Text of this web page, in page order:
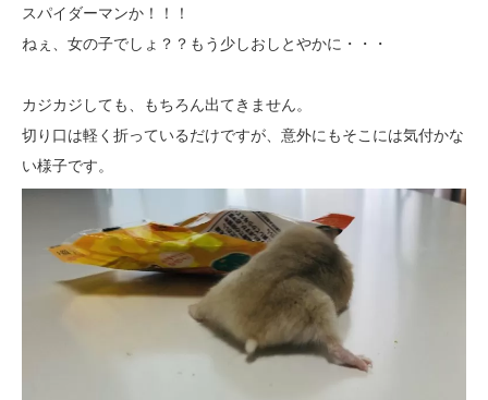
スパイダーマンか！！！
ねぇ、女の子でしょ？？もう少しおしとやかに・・・
カジカジしても、もちろん出てきません。
切り口は軽く折っているだけですが、意外にもそこには気付かな
い様子です。